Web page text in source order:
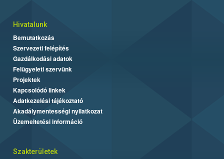
Hivatalunk
Bemutatkozás
Szervezeti felépítés
Gazdálkodási adatok
Felügyeleti szervünk
Projektek
Kapcsolódó linkek
Adatkezelési tájékoztató
Akadálymentességi nyilatkozat
Üzemeltetési információ
Szakterületek